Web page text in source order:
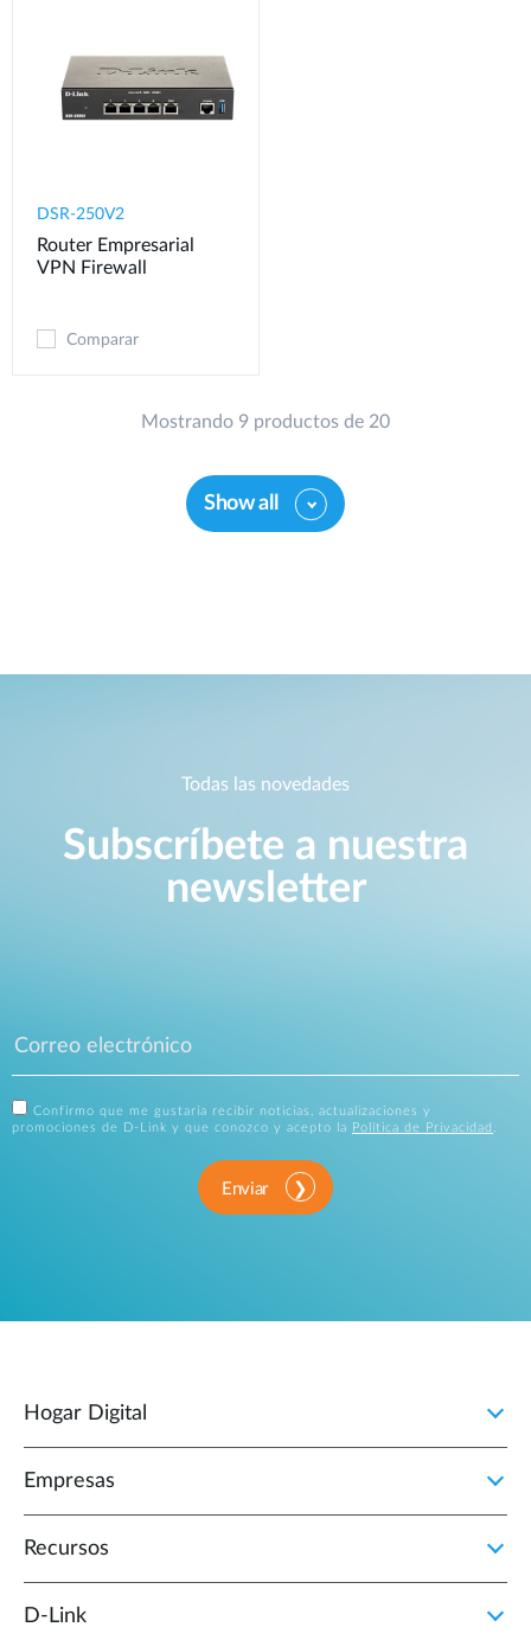
DSR-250V2
Router Empresarial
VPN Firewall
Comparar
Mostrando 9 productos de 20
Show all
Todas las novedades
Subscríbete a nuestra
newsletter
Confirmo que me gustaría recibir noticias, actualizaciones y
promociones de D-Link y que conozco y acepto la
Política de Privacidad .
Enviar
Hogar Digital
Empresas
Recursos
D‑Link